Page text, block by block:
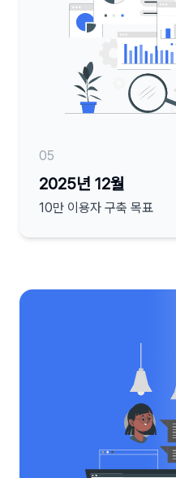
05
2025년 12월
10만 이용자 구축 목표